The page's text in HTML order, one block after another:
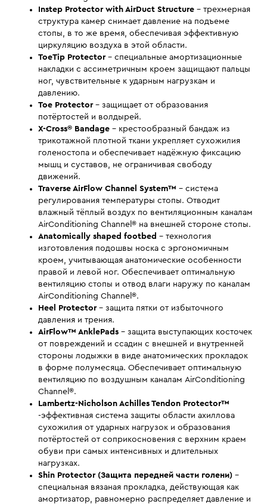
Instep Protector with AirDuct Structure - трехмерная
структура камер снимает давление на подъеме
стопы, в то же время, обеспечивая эффективную
циркуляцию воздуха в этой области.
ToeTip Protector- специальные амортизационные
накладки с ассиметричным кроем защищают пальцы
ног, чувствительные к ударным нагрузкам и
давлению.
Toe Protector- защищает от образования
потёртостей и волдырей.
X-Cross® Bandage - крестообразный бандаж из
трикотажной плотной ткани укрепляет сухожилия
голеностопа и обеспечивает надёжную фиксацию
мышц и суставов, не ограничивая свободу
движений.
Traverse AirFlow Channel System™ - система
регулирования температуры стопы. Отводит
влажный тёплый воздух по вентиляционным каналам
AirConditioning Channel® на внешней стороне стопы.
Anatomically shaped footbed - технология
изготовления подошвы носка с эргономичным
кроем, учитывающая анатомические особенности
правой и левой ног. Обеспечивает оптимальную
вентиляцию стопы и отвод влаги наружу по каналам
AirConditioning Channel®.
Heel Protector- защита пятки от избыточного
давления и трения.
AirFlow™ AnklePads - защита выступающих косточек
от повреждений и ссадин с внешней и внутренней
стороны лодыжки в виде анатомических прокладок
в форме полумесяца. Обеспечивает оптимальную
вентиляцию по воздушным каналам AirConditioning
Channel®.
Lambertz-Nicholson Achilles Tendon Protector™
-эффективная система защиты области ахиллова
сухожилия от ударных нагрузок и образования
потёртостей от соприкосновения с верхним краем
обуви при самых интенсивных и длительных
нагрузках.
Shin Protector (Защита передней части голени) -
специальная вязаная прокладка, действующая как
амортизатор, равномерно распределяет давление и